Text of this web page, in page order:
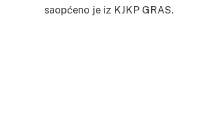
saopćeno je iz KJKP GRAS.